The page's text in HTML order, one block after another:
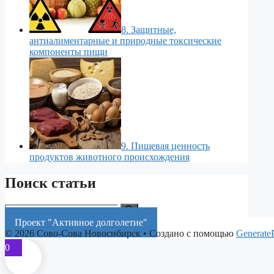
8. Защитные,
антиалиментарные и природные токсические
компоненты пищи
9. Пищевая ценность
продуктов животного происхождения
Поиск статьи
Поиск:
Проект "Активное долголетие"
© 2026 Сово-Сова Новосибирск • Создано с помощью
0